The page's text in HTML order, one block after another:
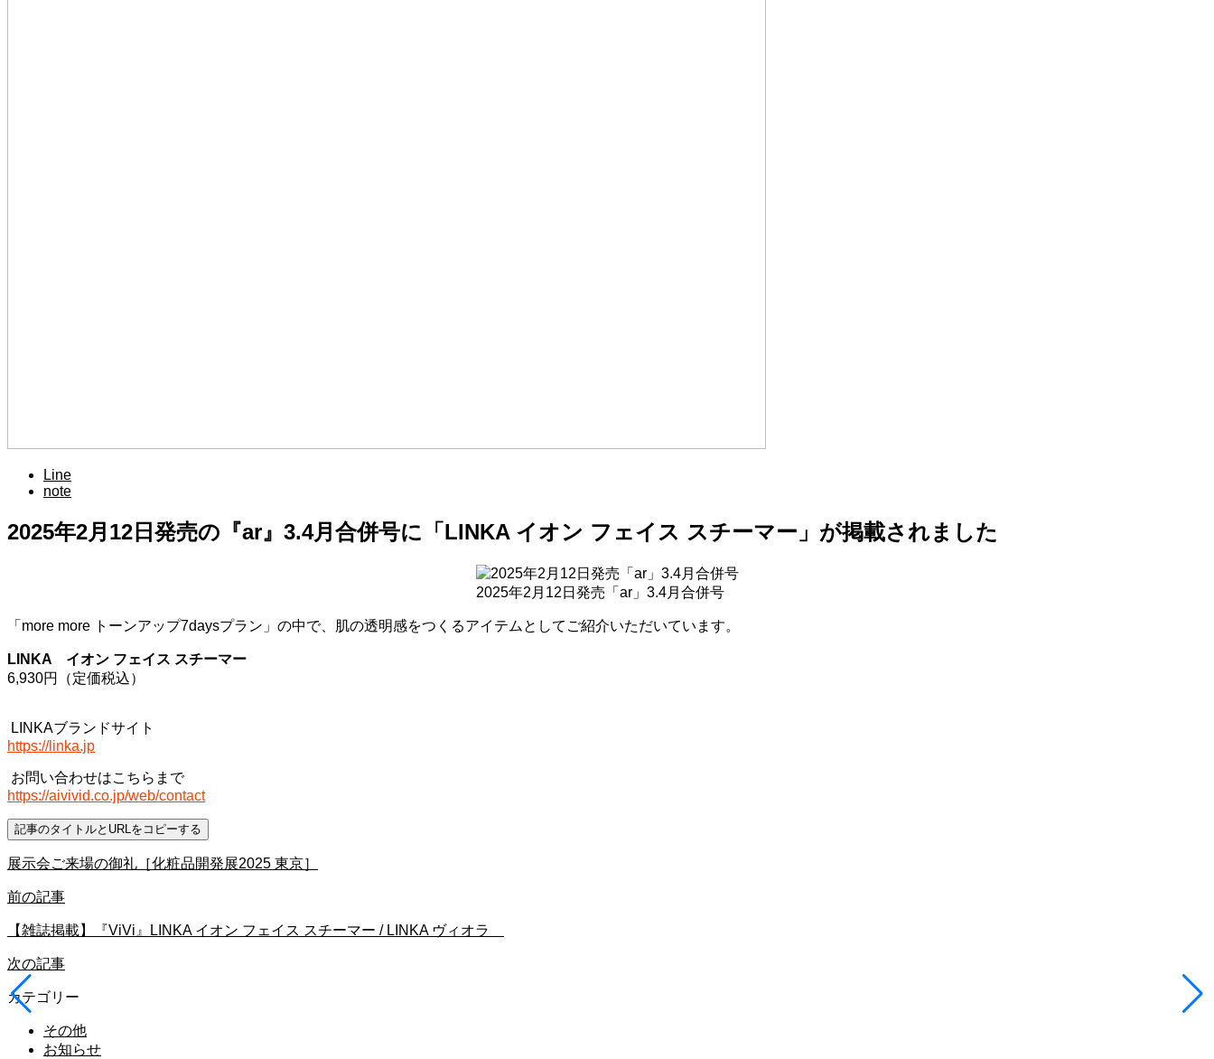
Line
note
2025年2月 12 日発売の『ar』 3.4月合併号に「LINKA イオン フェイス スチーマー」が掲載されました
2025年2月12日発売「ar」3.4月合併号
「 more more トーンアップ7daysプラン」の中で、肌の透明感をつくるアイテムとしてご紹介いただいています。
LINKA イオン フェイス スチーマー
6,930円（定価税込）
LINKAブランドサイト
https://linka.jp
お問い合わせはこちらまで
https://aivivid.co.jp/web/contact
記事のタイトルとURLをコピーする
展示会ご来場の御礼［化粧品開発展2025 東京］
前の記事
【雑誌掲載】『ViVi』LINKA イオン フェイス スチーマー / LINKA ヴィオラ
次の記事
カテゴリー
その他
お知らせ